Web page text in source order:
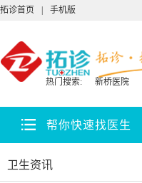
拓诊首页 手机版
热门搜索: 新桥医院
帮你快速找医生
卫生资讯